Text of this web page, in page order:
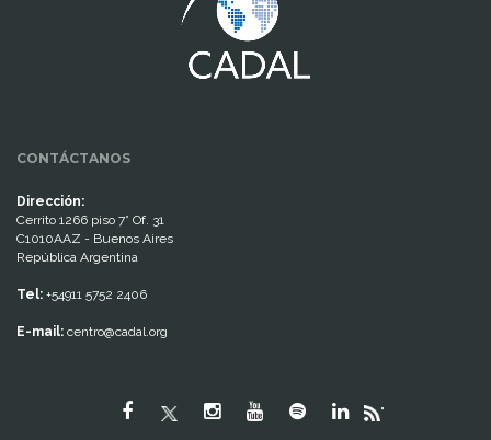
CONTÁCTANOS
Dirección:
Cerrito 1266 piso 7° Of. 31
C1010AAZ - Buenos Aires
República Argentina
Tel: +54911 5752 2406
E-mail: centro@cadal.org
"